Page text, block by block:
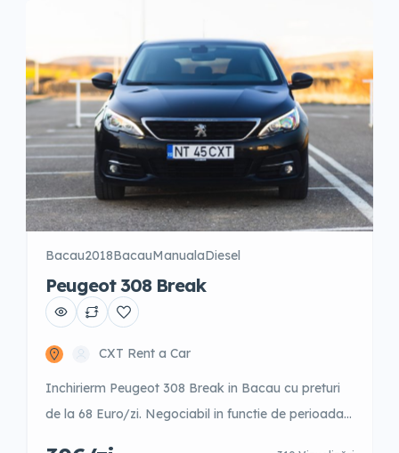
Bacau2018BacauManualaDiesel
Peugeot 308 Break
CXT Rent a Car
Inchirierm Peugeot 308 Break in Bacau cu preturi
de la 68 Euro/zi. Negociabil in functie de perioada